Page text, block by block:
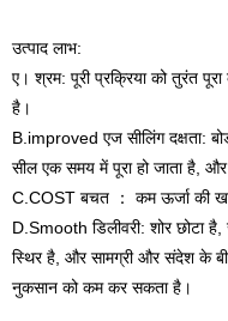
उत्पाद लाभ:
ए। श्रम: पूरी प्रक्रिया को तुरंत
है।
B.improved एज सीलिंग दक्षता:
सील एक समय में पूरा हो जाता है, और
C.COST बचत ： कम ऊर्जा की
D.Smooth डिलीवरी: शोर छोटा
स्थिर है, और सामग्री और संदेश के
नुकसान को कम कर सकता है।